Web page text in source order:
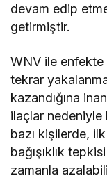
devam edip
getirmiştir.
WNV ile enfekte
tekrar
kazandığına
ilaçlar nedeniyle
bazı kişilerde,
bağışıklık
zamanla